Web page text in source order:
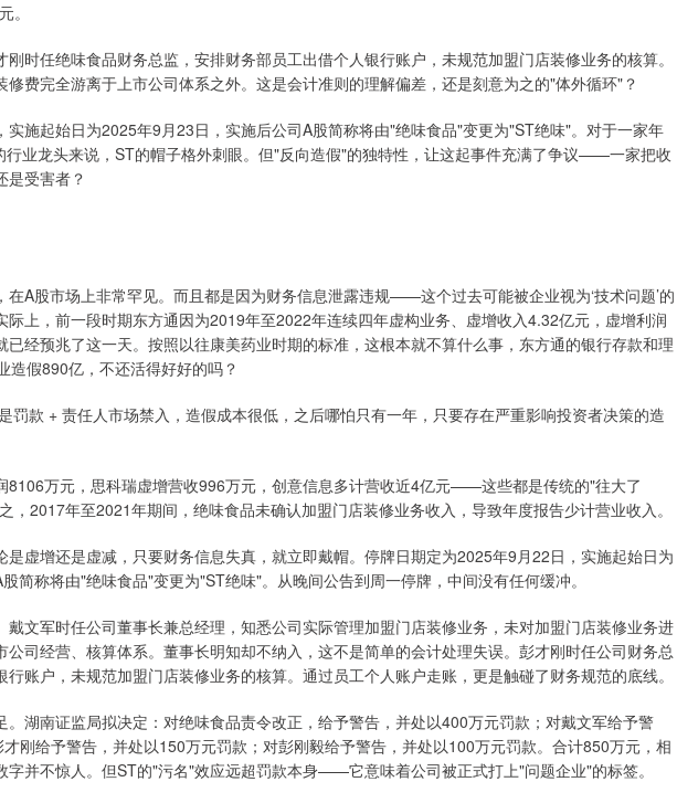
。
时任绝味食品财务总监，安排财务部员工出借个人银行账户，未规范加盟门店装修业务的核算。
费完全游离于上市公司体系之外。这是会计准则的理解偏差，还是刻意为之的"体外循环"？
施起始日为2025年9月23日，实施后公司A股简称将由"绝味食品"变更为"ST绝味"。对于一家年
行业龙头来说，ST的帽子格外刺眼。但"反向造假"的独特性，让这起事件充满了争议——一家把收
是受害者？
在A股市场上非常罕见。而且都是因为财务信息泄露违规——这个过去可能被企业视为‘技术问题’的
际上，前一段时期东方通因为2019年至2022年连续四年虚构业务、虚增收入4.32亿元，虚增利润
经预兆了这一天。按照以往康美药业时期的标准，这根本就不算什么事，东方通的银行存款和理
造假890亿，不还活得好好的吗？
罚款 + 责任人市场禁入，造假成本很低，之后哪怕只有一年，只要存在严重影响投资者决策的造
8106万元，思科瑞虚增营收996万元，创意信息多计营收近4亿元——这些都是传统的"往大了
，2017年至2021年期间，绝味食品未确认加盟门店装修业务收入，导致年度报告少计营业收入。
是虚增还是虚减，只要财务信息失真，就立即戴帽。停牌日期定为2025年9月22日，实施起始日为
简称将由"绝味食品"变更为"ST绝味"。从晚间公告到周一停牌，中间没有任何缓冲。
戴文军时任公司董事长兼总经理，知悉公司实际管理加盟门店装修业务，未对加盟门店装修业务进
司经营、核算体系。董事长明知却不纳入，这不是简单的会计处理失误。彭才刚时任公司财务总
账户，未规范加盟门店装修业务的核算。通过员工个人账户走账，更是触碰了财务规范的底线。
。湖南证监局拟决定：对绝味食品责令改正，给予警告，并处以400万元罚款；对戴文军给予警
刚给予警告，并处以150万元罚款；对彭刚毅给予警告，并处以100万元罚款。合计850万元，相
字并不惊人。但ST的"污名"效应远超罚款本身——它意味着公司被正式打上"问题企业"的标签。